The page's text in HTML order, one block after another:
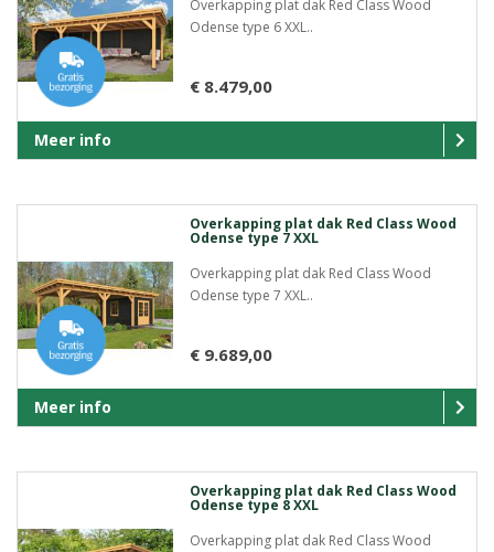
Overkapping plat dak Red Class Wood
Odense type 6 XXL..
€ 8.479,00
Meer info
Overkapping plat dak Red Class Wood
Odense type 7 XXL
Overkapping plat dak Red Class Wood
Odense type 7 XXL..
€ 9.689,00
Meer info
Overkapping plat dak Red Class Wood
Odense type 8 XXL
Overkapping plat dak Red Class Wood